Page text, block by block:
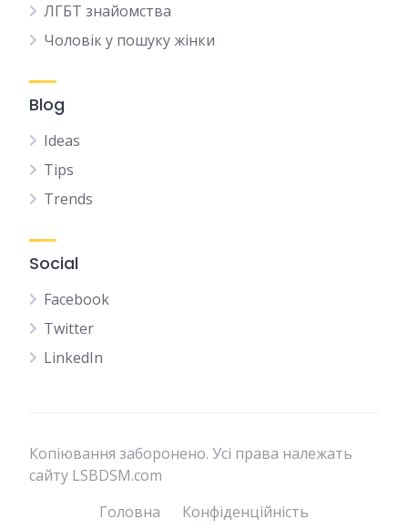
ЛГБТ знайомства
Чоловік у пошуку жінки
Blog
Ideas
Tips
Trends
Social
Facebook
Twitter
LinkedIn
Копіювання заборонено. Усі права належать
сайту LSBDSM.com
Головна
Конфіденційність